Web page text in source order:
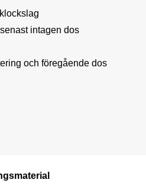
intagen dos
och föregående dos